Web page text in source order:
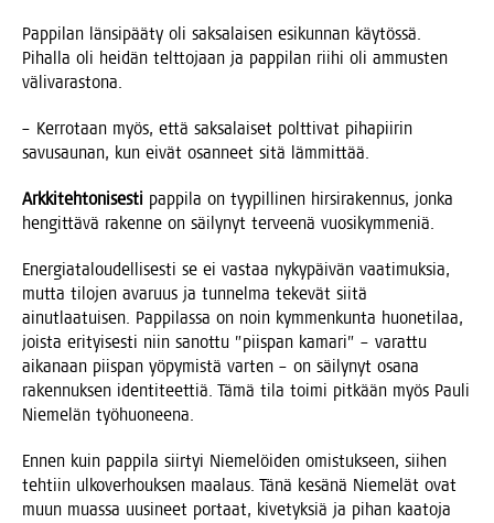
Pap­pi­lan län­si­pää­ty oli sak­sa­lai­sen esi­kun­nan käy­tös­sä.
Pihal­la oli hei­dän telt­to­jaan ja pap­pi­lan rii­hi oli ammus­ten
välivarastona.
– Ker­ro­taan myös, että sak­sa­lai­set polt­ti­vat piha­pii­rin
savusau­nan, kun eivät osan­neet sitä lämmittää.
Ark­ki­teh­to­ni­ses­ti pap­pi­la on tyy­pil­li­nen hir­si­ra­ken­nus, jon­ka
hen­git­tä­vä raken­ne on säi­ly­nyt ter­vee­nä vuosikymmeniä.
Ener­gia­ta­lou­del­li­ses­ti se ei vas­taa nyky­päi­vän vaa­ti­muk­sia,
mut­ta tilo­jen ava­ruus ja tun­nel­ma teke­vät sii­tä
ainut­laa­tui­sen. Pap­pi­las­sa on noin kym­men­kun­ta huo­ne­ti­laa,
jois­ta eri­tyi­ses­ti niin sanot­tu ”piis­pan kama­ri” – varat­tu
aika­naan piis­pan yöpy­mis­tä var­ten – on säi­ly­nyt osa­na
raken­nuk­sen iden­ti­teet­tiä. Tämä tila toi­mi pit­kään myös Pau­li
Nie­me­län työhuoneena.
Ennen kuin pap­pi­la siir­tyi Nie­me­löi­den omis­tuk­seen, sii­hen
teh­tiin ulko­ver­houk­sen maa­laus. Tänä kesä­nä Nie­me­lät ovat
muun muas­sa uusi­neet por­taat, kive­tyk­siä ja pihan kaa­to­ja